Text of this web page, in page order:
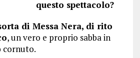
questo spettacolo?
di Messa Nera, di rito
, un vero e proprio sabba in
cornuto.